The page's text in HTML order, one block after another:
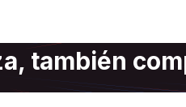
también